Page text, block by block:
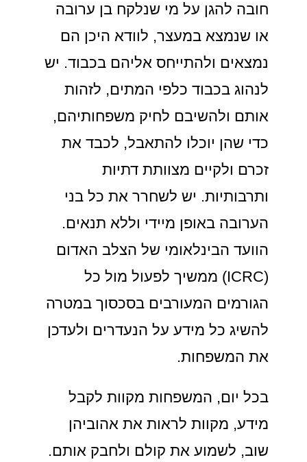
חובה להגן על מי שנלקח בן ערובה
או שנמצא במעצר, לוודא היכן הם
נמצאים ולהתייחס אליהם בכבוד. יש
לנהוג בכבוד כלפי המתים, לזהות
אותם ולהשיבם לחיק משפחותיהם,
כדי שהן יוכלו להתאבל, לכבד את
זכרם ולקיים מצוותת דתיות
ותרבותיות. יש לשחרר את כל בני
הערובה באופן מיידי וללא תנאים.
הוועד הבינלאומי של הצלב האדום
(ICRC) ממשיך לפעול מול כל
הגורמים המעורבים בסכסוך במטרה
להשיג כל מידע על הנעדרים ולעדכן
את המשפחות.
בכל יום, המשפחות מקוות לקבל
מידע, מקוות לראות את אהוביהן
שוב, לשמוע את קולם ולחבק אותם.